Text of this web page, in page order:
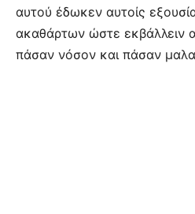
αυτού έδωκεν αυτοίς
ακαθάρτων ώστε εκβάλλειν
πάσαν νόσον και πάσαν